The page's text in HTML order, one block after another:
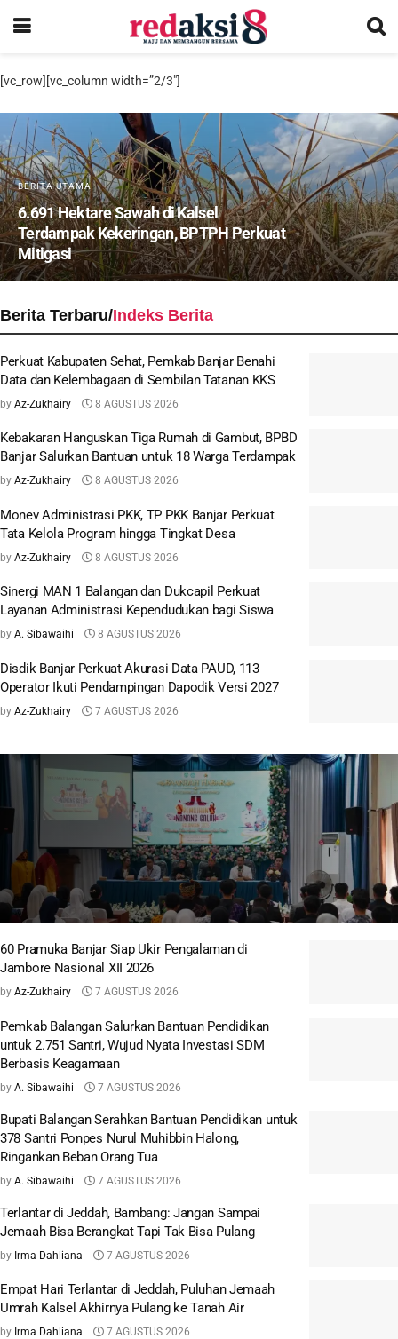
[vc_row][vc_column width=”2/3″]
BERITA UTAMA
6.691 Hektare Sawah di Kalsel
Terdampak Kekeringan, BPTPH Perkuat
Mitigasi
Berita Terbaru/Indeks Berita
Perkuat Kabupaten Sehat, Pemkab Banjar Benahi
Data dan Kelembagaan di Sembilan Tatanan KKS
by Az-Zukhairy 8 AGUSTUS 2026
Kebakaran Hanguskan Tiga Rumah di Gambut, BPBD
Banjar Salurkan Bantuan untuk 18 Warga Terdampak
by Az-Zukhairy 8 AGUSTUS 2026
Monev Administrasi PKK, TP PKK Banjar Perkuat
Tata Kelola Program hingga Tingkat Desa
by Az-Zukhairy 8 AGUSTUS 2026
Sinergi MAN 1 Balangan dan Dukcapil Perkuat
Layanan Administrasi Kependudukan bagi Siswa
by A. Sibawaihi 8 AGUSTUS 2026
Disdik Banjar Perkuat Akurasi Data PAUD, 113
Operator Ikuti Pendampingan Dapodik Versi 2027
by Az-Zukhairy 7 AGUSTUS 2026
60 Pramuka Banjar Siap Ukir Pengalaman di
Jambore Nasional XII 2026
by Az-Zukhairy 7 AGUSTUS 2026
Pemkab Balangan Salurkan Bantuan Pendidikan
untuk 2.751 Santri, Wujud Nyata Investasi SDM
Berbasis Keagamaan
by A. Sibawaihi 7 AGUSTUS 2026
Bupati Balangan Serahkan Bantuan Pendidikan untuk
378 Santri Ponpes Nurul Muhibbin Halong,
Ringankan Beban Orang Tua
by A. Sibawaihi 7 AGUSTUS 2026
Terlantar di Jeddah, Bambang: Jangan Sampai
Jemaah Bisa Berangkat Tapi Tak Bisa Pulang
by Irma Dahliana 7 AGUSTUS 2026
Empat Hari Terlantar di Jeddah, Puluhan Jemaah
Umrah Kalsel Akhirnya Pulang ke Tanah Air
by Irma Dahliana 7 AGUSTUS 2026